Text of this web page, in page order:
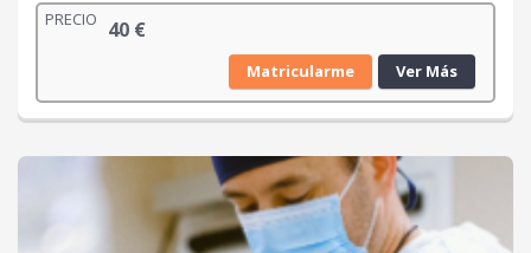
PRECIO 40 €
Matricularme Ver Más